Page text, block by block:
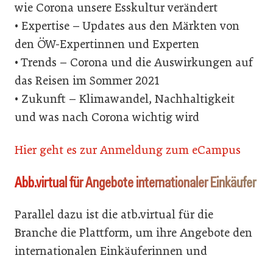
wie Corona unsere Esskultur verändert
• Expertise – Updates aus den Märkten von
den ÖW-Expertinnen und Experten
• Trends – Corona und die Auswirkungen auf
das Reisen im Sommer 2021
• Zukunft – Klimawandel, Nachhaltigkeit
und was nach Corona wichtig wird
Hier geht es zur Anmeldung zum eCampus
Abb.virtual für Angebote internationaler Einkäufer
Parallel dazu ist die atb.virtual für die
Branche die Plattform, um ihre Angebote den
internationalen Einkäuferinnen und